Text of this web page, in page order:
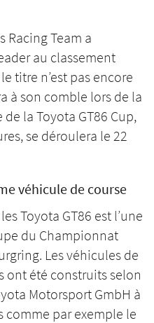
Racing Team a
au classement
titre n’est pas encore
à son comble lors de la
la Toyota GT86 Cup,
se déroulera le 22
véhicule de course
Toyota GT86 est l’une
du Championnat
Les véhicules de
ont été construits selon
Motorsport GmbH à
comme par exemple le